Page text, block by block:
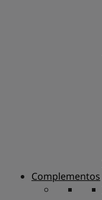
Complementos